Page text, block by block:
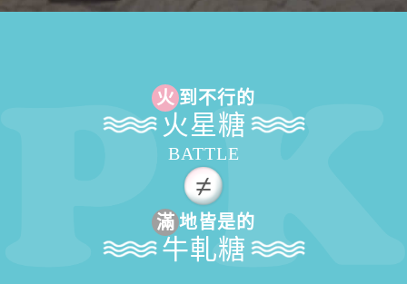
火 到不行的
火星糖
BATTLE
滿 地皆是的
牛軋糖